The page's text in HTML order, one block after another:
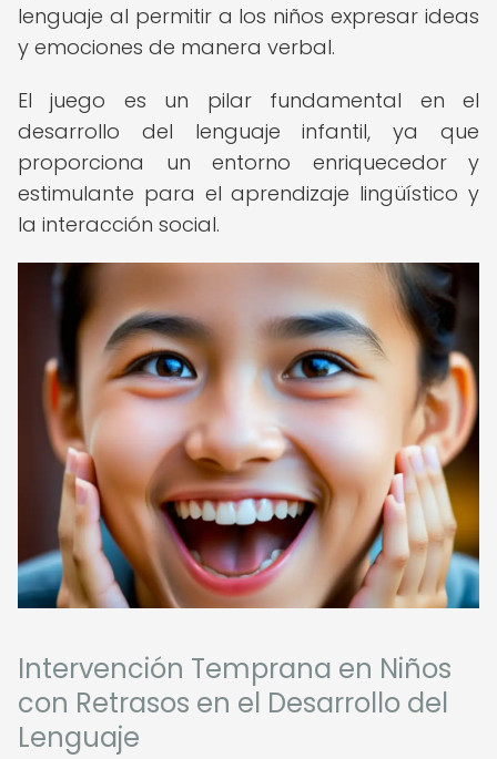
lenguaje al permitir a los niños expresar ideas
y emociones de manera verbal.
El juego es un pilar fundamental en el
desarrollo del lenguaje infantil, ya que
proporciona un entorno enriquecedor y
estimulante para el aprendizaje lingüístico y
la interacción social.
Intervención Temprana en Niños
con Retrasos en el Desarrollo del
Lenguaje